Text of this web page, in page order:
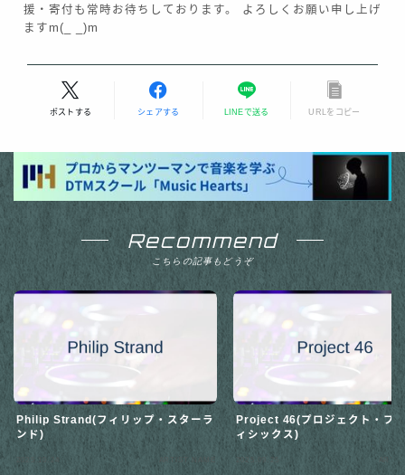
援・寄付も常時お待ちしております。 よろしくお願い申し上げ
ますm(_ _)m
ポストする シェアする LINEで送る URLをコピー
Recommend
こちらの記事もどうぞ
Philip Strand(フィリップ・スターラ
ンド)
Project 46(プロジェクト・フ
ィシックス)
2025.09.25